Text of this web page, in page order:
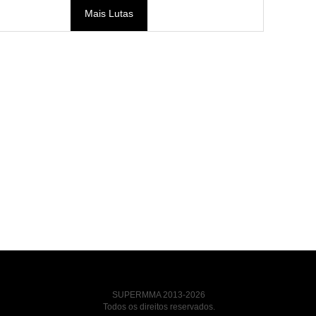
Mais Lutas
SUPERMMA 2013-2026
Todos os direitos reservados.